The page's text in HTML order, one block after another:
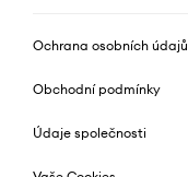
Ochrana osobních údajů
Obchodní podmínky
Údaje společnosti